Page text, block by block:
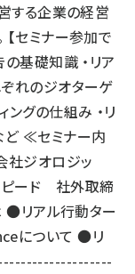
する企業の経営
【セミナー参加で
基礎知識 ・リア
れのジオターゲ
ングの仕組み ・リ
ど ≪セミナー内
ジオロジッ
ード 社外取締
リアル行動ター
について ●リ
--------------------